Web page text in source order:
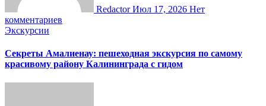
RedactorИюл 17, 2026 Нет
комментариев
Экскурсии
Секреты Амалиенау: пешеходная экскурсия по самому
красивому району Калининграда с гидом